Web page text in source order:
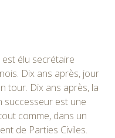
élu secrétaire
Dix ans après, jour
tour. Dix ans après, la
successeur est une
comme, dans un
de Parties Civiles.